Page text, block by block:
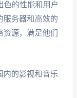
色的性能和用户
服务器和高效的
源，满足他们
内的影视和音乐